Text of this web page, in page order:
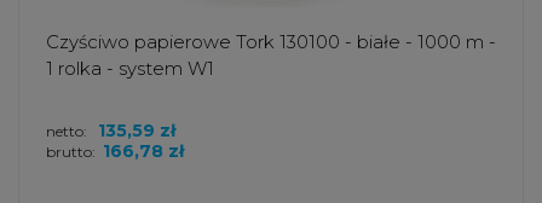
Czyściwo papierowe Tork 130100 - białe - 1000 m -
1 rolka - system W1
brutto: 166,78 zł
netto: 135,59 zł